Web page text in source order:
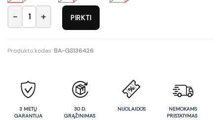
produkto kiekis: Vonios spintelė BALI WHITE 810
PIRKTI
Produkto kodas: BA-GS136426
3 METŲ
GARANTIJA
30 D.
GRĄŽINIMAS
NUOLAIDOS
NEMOKAMS
PRISTATYMAS